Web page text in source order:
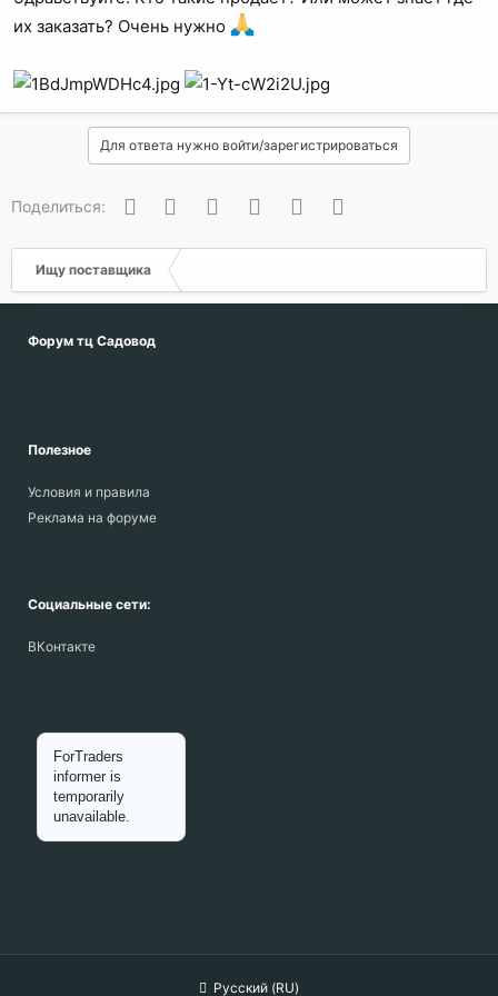
их заказать? Очень нужно
Для ответа нужно войти/зарегистрироваться
Поделиться: ВконтактеОдноклассники
Facebook
Twitter WhatsApp
Ищу поставщика
Форум тц Садовод
Полезное
Условия и правила
Реклама на форуме
Социальные сети:
ВКонтакте
Русский (RU)